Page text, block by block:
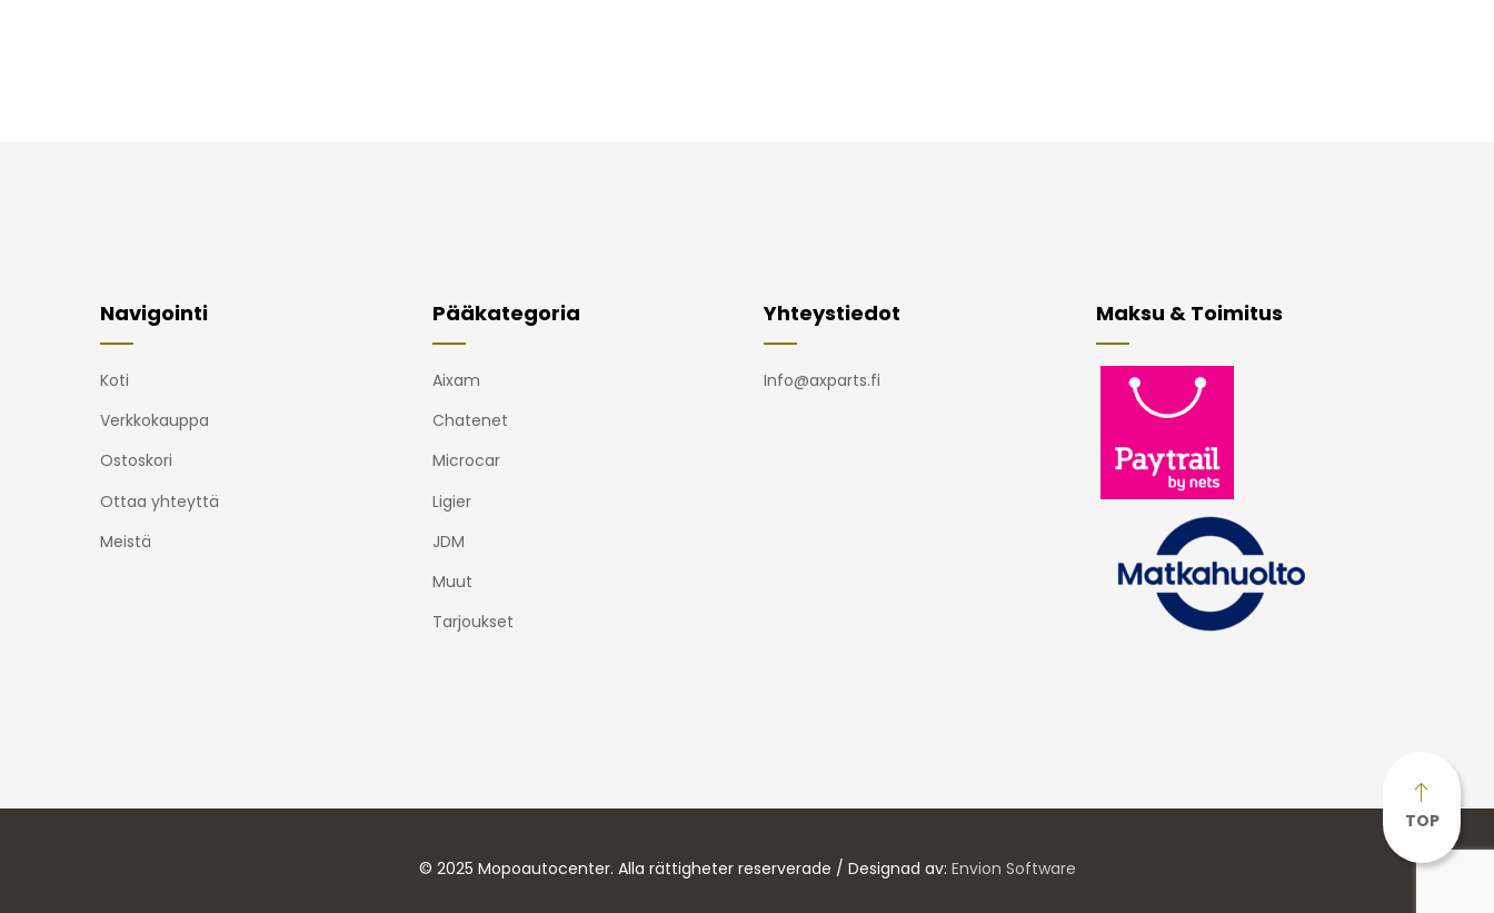
Navigointi
Koti
Verkkokauppa
Ostoskori
Ottaa yhteyttä
Meistä
Pääkategoria
Aixam
Chatenet
Microcar
Ligier
JDM
Muut
Tarjoukset
Yhteystiedot
Info@axparts.fi
Maksu & Toimitus
TOP
© 2025 Mopoautocenter. Alla rättigheter reserverade / Designad av: Envion Software